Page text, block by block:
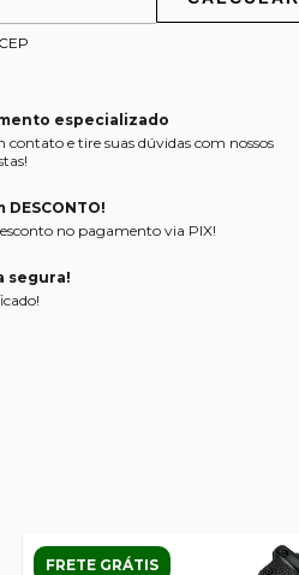
especializado
contato e tire suas dúvidas com nossos
DESCONTO!
no pagamento via PIX!
segura!
FRETE GRÁTIS